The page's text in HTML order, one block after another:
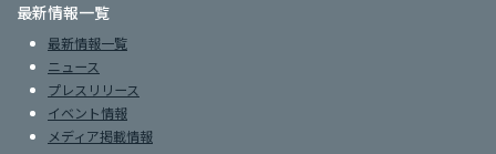
最新情報一覧
最新情報一覧
ニュース
プレスリリース
イベント情報
メディア掲載情報